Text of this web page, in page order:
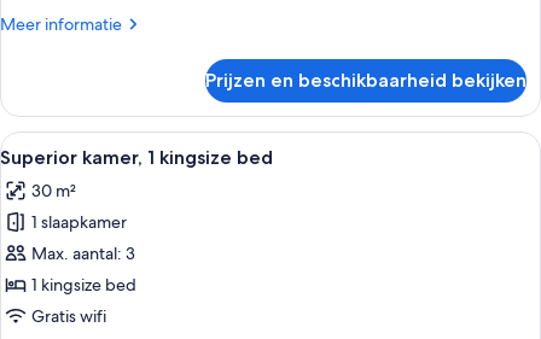
Meer informatie
Meer
kamer,
eenpersoonsbedden
Prijzen en beschikbaarheid bekijken
Alle
foto's
voor
Superior
kamer,
1
kingsize
Een moderne hotelkamer met een
11
Superior kamer, 1 kingsize bed
30 m²
1 slaapkamer
Max. aantal: 3
1 kingsize bed
Gratis wifi